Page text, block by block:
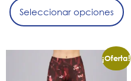
Seleccionar opciones
¡Oferta!